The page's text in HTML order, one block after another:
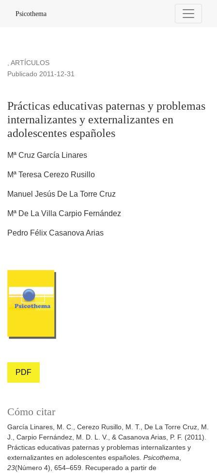
Prácticas educativas paternas y problemas internalizantes
Psicothema
, ARTÍCULOS
Prácticas educativas paternas y problemas
internalizantes y externalizantes en
adolescentes españoles
Publicado 2011-12-31
Mª Cruz García Linares
Mª Teresa Cerezo Rusillo
Manuel Jesús De La Torre Cruz
Mª De La Villa Carpio Fernández
Pedro Félix Casanova Arias
PDF
Cómo citar
García Linares, M. C., Cerezo Rusillo, M. T., De La Torre Cruz, M.
J., Carpio Fernández, M. D. L. V., & Casanova Arias, P. F. (2011).
Prácticas educativas paternas y problemas internalizantes y
externalizantes en adolescentes españoles. Psicothema,
23(Número 4), 654–659. Recuperado a partir de